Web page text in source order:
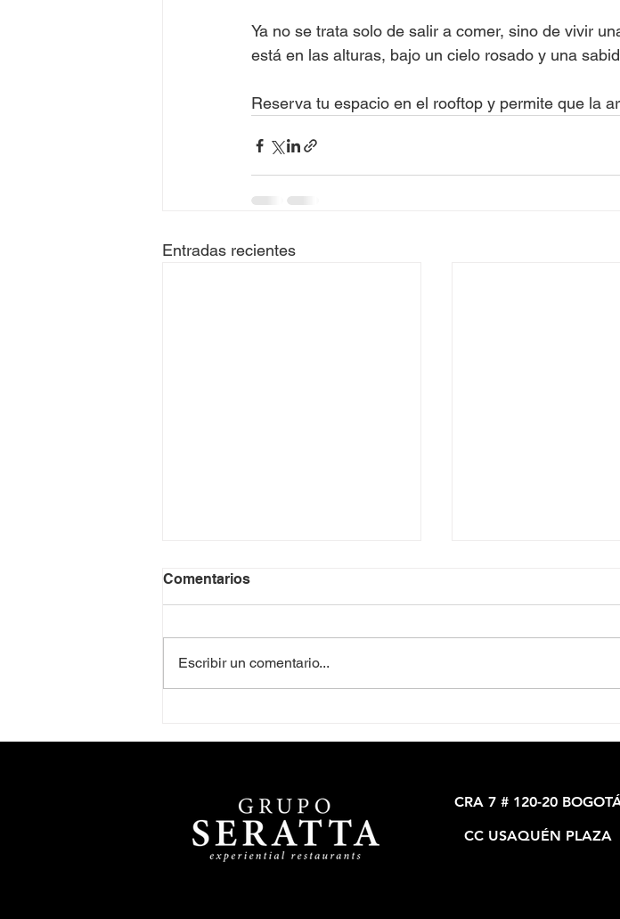
Ya no se trata solo de salir a comer, sino de vivir
está en las alturas, bajo un cielo rosado y una
Reserva tu espacio en el rooftop y permite que la
Entradas recientes
Comentarios
Escribir un comentario...
CRA 7 # 120-20
CC USAQUÉN PLAZA